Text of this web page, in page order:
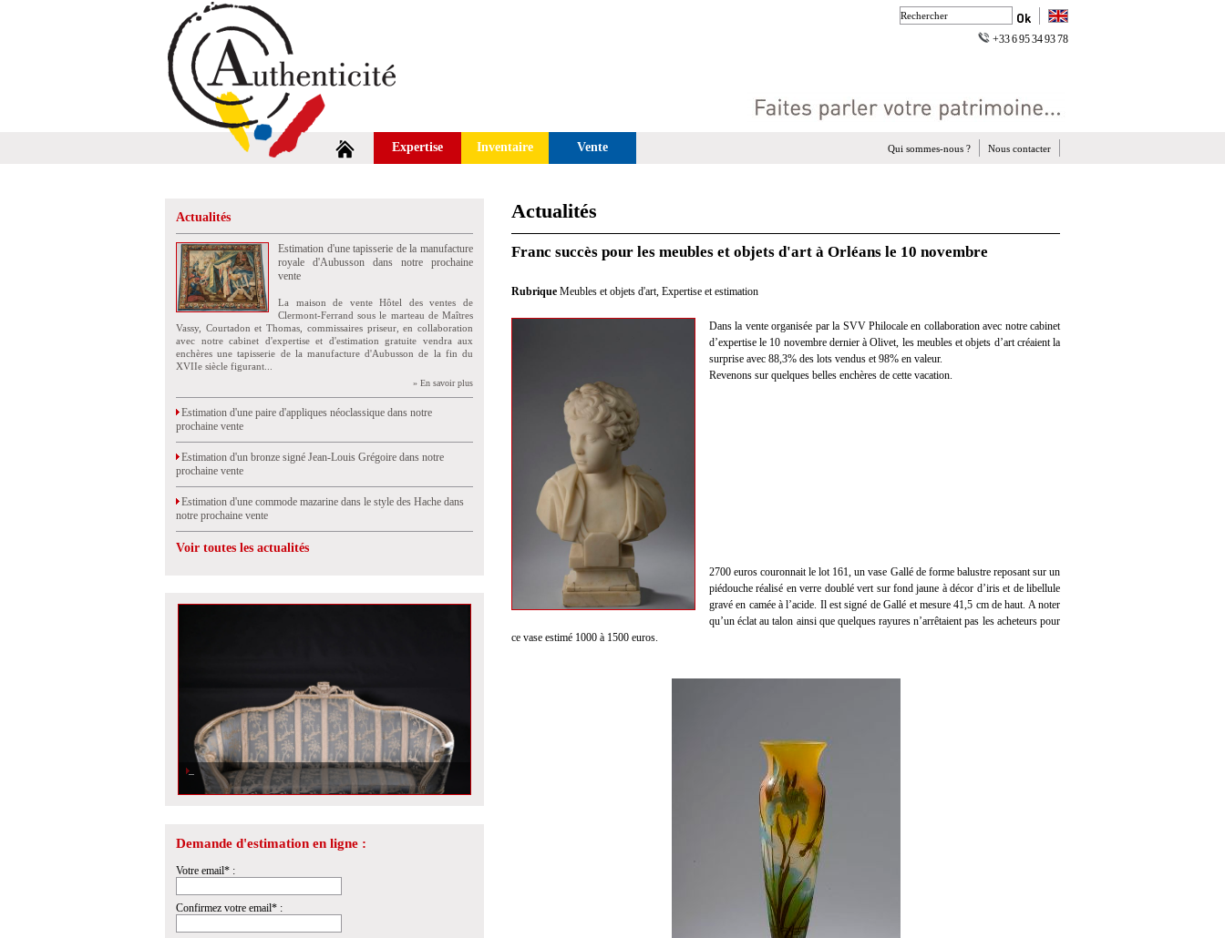
+33 6 95 34 93 78
Expertise Inventaire Vente Nous contacter
Qui sommes-nous ?
Actualités
Estimation d'une tapisserie de la manufacture
royale d'Aubusson dans notre prochaine
vente
La maison de vente Hôtel des ventes de
Clermont-Ferrand sous le marteau de Maîtres
Vassy, Courtadon et Thomas, commissaires priseur, en collaboration
avec notre cabinet d'expertise et d'estimation gratuite vendra aux
enchères une tapisserie de la manufacture d'Aubusson de la fin du
XVIIe siècle figurant...
» En savoir plus
Estimation d'une paire d'appliques néoclassique dans notre
prochaine vente
Estimation d'un bronze signé Jean-Louis Grégoire dans notre
prochaine vente
Estimation d'une commode mazarine dans le style des Hache dans
notre prochaine vente
Voir toutes les actualités
Estimation d'un canapé corbeille d'époque Louis XVI dans notre prochaine
vente
Demande d'estimation en ligne :
Votre email* :
Confirmez votre email* :
Actualités
Franc succès pour les meubles et objets d'art à Orléans le 10 novembre
Rubrique Meubles et objets d'art, Expertise et estimation
Dans la vente organisée par la SVV Philocale en collaboration avec notre cabinet
d’expertise le 10 novembre dernier à Olivet, les meubles et objets d’art créaient la
surprise avec 88,3% des lots vendus et 98% en valeur.
Revenons sur quelques belles enchères de cette vacation.
2700 euros couronnait le lot 161, un vase Gallé de forme balustre reposant sur un
piédouche réalisé en verre doublé vert sur fond jaune à décor d’iris et de libellule
gravé en camée à l’acide. Il est signé de Gallé et mesure 41,5 cm de haut. A noter
qu’un éclat au talon ainsi que quelques rayures n’arrêtaient pas les acheteurs pour
ce vase estimé 1000 à 1500 euros.